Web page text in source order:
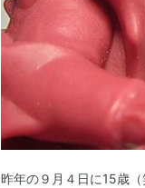
昨年の９月４日に15歳